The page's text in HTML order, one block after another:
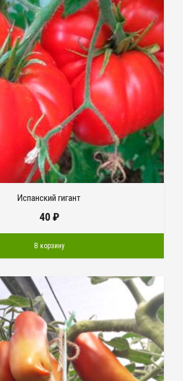
Испанский гигант
40₽
В корзину